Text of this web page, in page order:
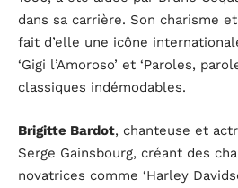
dans sa carrière. Son charisme
fait d’elle une icône
‘Gigi l’Amoroso’ et ‘Paroles,
classiques indémodables.
Brigitte Bardot, chanteuse et
Serge Gainsbourg, créant des
novatrices comme ‘Harley